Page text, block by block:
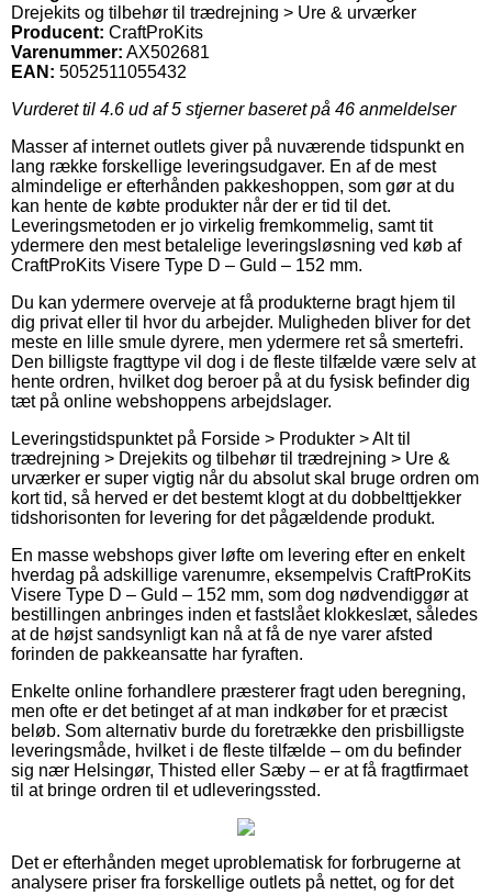
Drejekits og tilbehør til trædrejning > Ure & urværker
Producent: CraftProKits
Varenummer: AX502681
EAN: 5052511055432
Vurderet til 4.6 ud af 5 stjerner baseret på 46 anmeldelser
Masser af internet outlets giver på nuværende tidspunkt en
lang række forskellige leveringsudgaver. En af de mest
almindelige er efterhånden pakkeshoppen, som gør at du
kan hente de købte produkter når der er tid til det.
Leveringsmetoden er jo virkelig fremkommelig, samt tit
ydermere den mest betalelige leveringsløsning ved køb af
CraftProKits Visere Type D – Guld – 152 mm.
Du kan ydermere overveje at få produkterne bragt hjem til
dig privat eller til hvor du arbejder. Muligheden bliver for det
meste en lille smule dyrere, men ydermere ret så smertefri.
Den billigste fragttype vil dog i de fleste tilfælde være selv at
hente ordren, hvilket dog beroer på at du fysisk befinder dig
tæt på online webshoppens arbejdslager.
Leveringstidspunktet på Forside > Produkter > Alt til
trædrejning > Drejekits og tilbehør til trædrejning > Ure &
urværker er super vigtig når du absolut skal bruge ordren om
kort tid, så herved er det bestemt klogt at du dobbelttjekker
tidshorisonten for levering for det pågældende produkt.
En masse webshops giver løfte om levering efter en enkelt
hverdag på adskillige varenumre, eksempelvis CraftProKits
Visere Type D – Guld – 152 mm, som dog nødvendiggør at
bestillingen anbringes inden et fastslået klokkeslæt, således
at de højst sandsynligt kan nå at få de nye varer afsted
forinden de pakkeansatte har fyraften.
Enkelte online forhandlere præsterer fragt uden beregning,
men ofte er det betinget af at man indkøber for et præcist
beløb. Som alternativ burde du foretrække den prisbilligste
leveringsmåde, hvilket i de fleste tilfælde – om du befinder
sig nær Helsingør, Thisted eller Sæby – er at få fragtfirmaet
til at bringe ordren til et udleveringssted.
Det er efterhånden meget uproblematisk for forbrugerne at
analysere priser fra forskellige outlets på nettet, og for det